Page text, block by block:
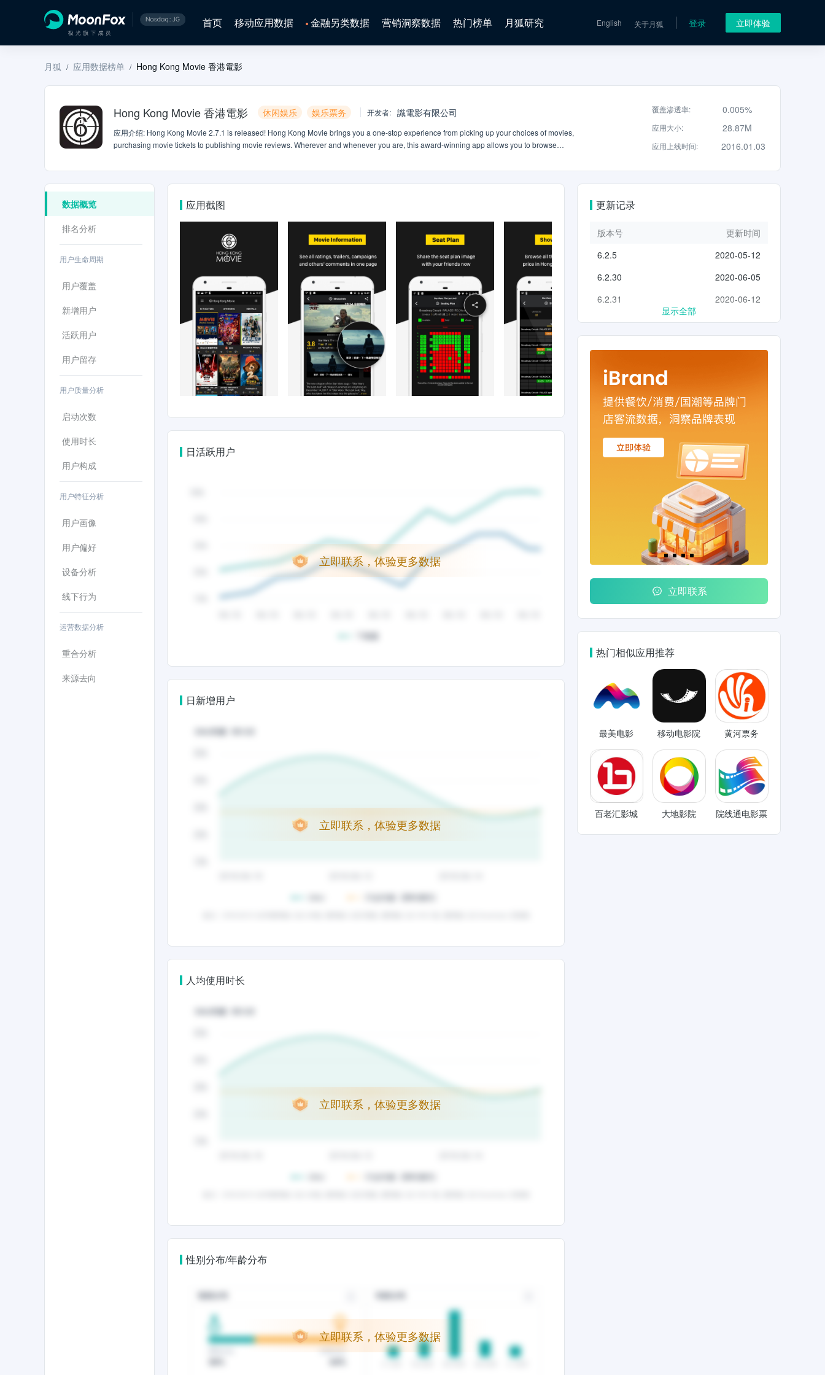
首页 移动应用数据 金融另类数据 营销洞察数据 热门榜单 月狐研究 English 关于月狐 登录 立即体验
月狐 / 应用数据榜单 / Hong Kong Movie 香港電影
Hong Kong Movie 香港電影 休闲娱乐 娱乐票务 开发者: 識電影有限公司
应用介绍: Hong Kong Movie 2.7.1 is released! Hong Kong Movie brings you a one-stop experience from picking up your choices of movies,
purchasing movie tickets to publishing movie reviews. Wherever and whenever you are, this award-winning app allows you to browse
plans before purchasing your movie tickets in only a few simple steps. You can also rate and comment on the releasing movies, then share
support@hkmovie6.com★ Facebook: https://www.facebook.com/hkmovie6★ YouTube: http://www.youtube.com/user/hkmovie6
覆盖渗透率: 0.005%
应用大小: 28.87M
应用上线时间: 2016.01.03
数据概览
排名分析
用户生命周期
用户覆盖
新增用户
活跃用户
用户留存
用户质量分析
启动次数
使用时长
用户构成
用户特征分析
用户画像
用户偏好
设备分析
线下行为
运营数据分析
重合分析
来源去向
应用截图
日活跃用户
立即联系，体验更多数据
日新增用户
立即联系，体验更多数据
人均使用时长
立即联系，体验更多数据
性别分布/年龄分布
立即联系，体验更多数据
更新记录
版本号
更新时间
6.2.5
2020-05-12
6.2.30
2020-06-05
6.2.31
2020-06-12
显示全部
立即联系
热门相似应用推荐
最美电影 移动电影院 黄河票务
百老汇影城 大地影院 院线通电影票